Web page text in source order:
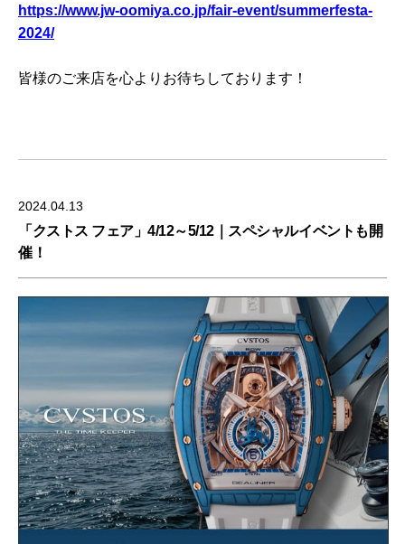
https://www.jw-oomiya.co.jp/fair-event/summerfesta-
2024/
皆様のご来店を心よりお待ちしております！
2024.04.13
「クストス フェア」4/12～5/12｜スペシャルイベントも開
催！